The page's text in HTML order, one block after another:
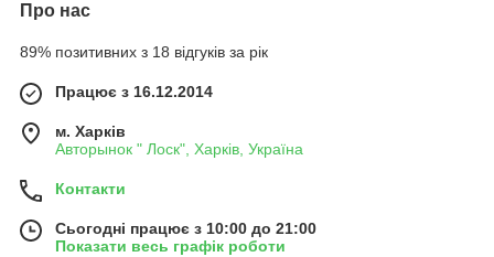
Про нас
89% позитивних з 18 відгуків за рік
Працює з 16.12.2014
м. Харків
Авторынок " Лоск", Харків, Україна
Контакти
Сьогодні працює з 10:00 до 21:00
Показати весь графік роботи